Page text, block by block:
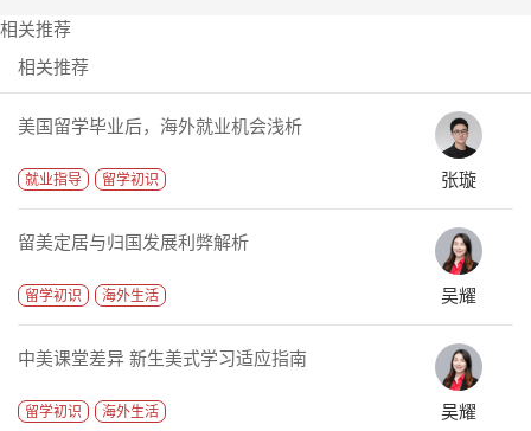
相关推荐
相关推荐
美国留学毕业后，海外就业机会浅析
就业指导 留学初识 张璇
留美定居与归国发展利弊解析
留学初识 海外生活 吴耀
中美课堂差异 新生美式学习适应指南
留学初识 海外生活 吴耀